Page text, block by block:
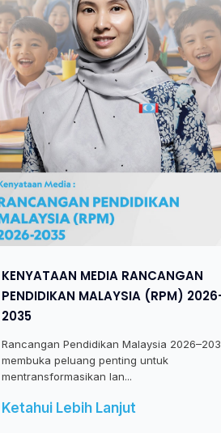
KENYATAAN MEDIA RANCANGAN
PENDIDIKAN MALAYSIA (RPM)
2035
Rancangan Pendidikan Malaysia
membuka peluang penting untuk
mentransformasikan lan...
Ketahui Lebih Lanjut